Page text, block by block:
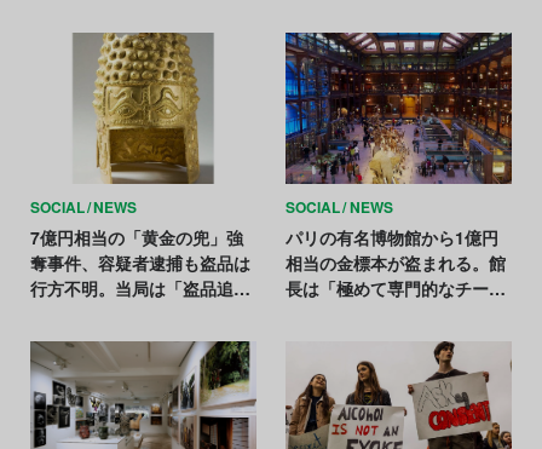
SOCIAL NEWS
7億円相当の「黄金の兜」強
奪事件、容疑者逮捕も盗品は
行方不明。当局は「盗品追跡
SOCIAL NEWS
パリの有名博物館から1億円
相当の金標本が盗まれる。館
長は「極めて専門的なチーム